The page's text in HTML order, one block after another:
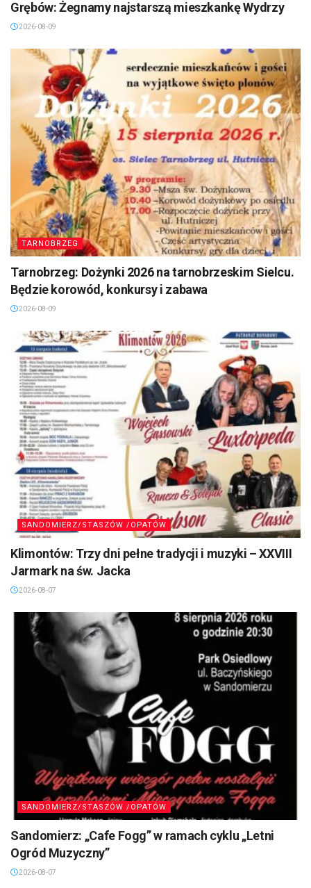
Grębów: Żegnamy najstarszą mieszkankę Wydrzy
2026-08-09
TARNOBRZEG
Tarnobrzeg: Dożynki 2026 na tarnobrzeskim Sielcu.
Będzie korowód, konkursy i zabawa
2026-08-09
SANDOMIERZ/STASZÓW /OPATÓW
Klimontów: Trzy dni pełne tradycji i muzyki – XXVIII
Jarmark na św. Jacka
2026-08-07
SANDOMIERZ/STASZÓW /OPATÓW
Sandomierz: „Cafe Fogg” w ramach cyklu „Letni
Ogród Muzyczny”
2026-08-07